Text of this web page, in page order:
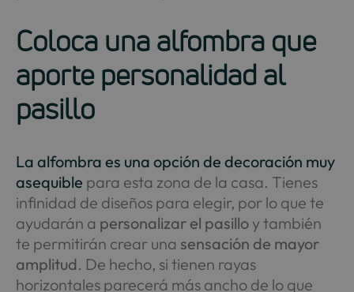
Coloca una alfombra que
aporte personalidad al
pasillo
La alfombra es una opción de decoración muy
asequible para esta zona de la casa. Tienes
infinidad de diseños para elegir, por lo que te
ayudarán a personalizar el pasilloy también
te permitirán crear una sensación de mayor
amplitud. De hecho, si tienen rayas
horizontales parecerá más ancho de lo que